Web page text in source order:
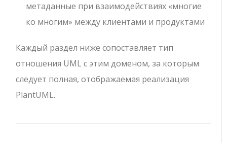
метаданные при взаимодействиях «многие
ко многим» между клиентами и продуктами
Каждый раздел ниже сопоставляет тип
отношения UML с этим доменом, за которым
следует полная, отображаемая реализация
PlantUML.